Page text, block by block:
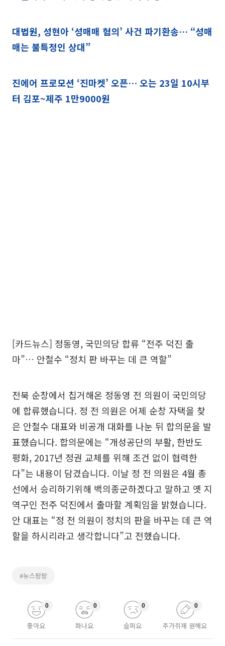
대법원, 성현아 ‘성매매 혐의’ 사건 파기환송… “성매
매는 불특정인 상대”
진에어 프로모션 ‘진마켓’ 오픈… 오는 23일 10시부
터 김포~제주 1만9000원
[카드뉴스] 정동영, 국민의당 합류 “전주 덕진 출
마”… 안철수 “정치 판 바꾸는 데 큰 역할”
전북 순창에서 칩거해온 정동영 전 의원이 국민의당
에 합류했습니다. 정 전 의원은 어제 순창 자택을 찾
은 안철수 대표와 비공개 대화를 나눈 뒤 합의문을 발
표했습니다. 합의문에는 “개성공단의 부활, 한반도
평화, 2017년 정권 교체를 위해 조건 없이 협력한
다”는 내용이 담겼습니다. 이날 정 전 의원은 4월 총
선에서 승리하기위해 백의종군하겠다고 말하고 옛 지
역구인 전주 덕진에서 출마할 계획임을 밝혔습니다.
안 대표는 “정 전 의원이 정치의 판을 바꾸는 데 큰 역
할을 하시리라고 생각합니다”고 전했습니다.
#뉴스팡팡
좋아요
0
화나요
0
슬퍼요
0
추가취재 원해요
0